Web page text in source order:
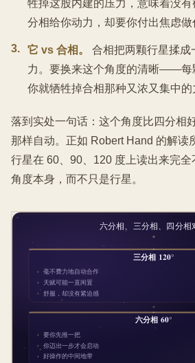
牲掉这股内建的压力，意味着没
分相给你动力，却要你付出焦虑做
3. 它 vs 合相。
合相把两颗行星揉成
力。要换来这个角度的清晰——
你就牺牲掉合相那种又浓又集中的
落到实处一句话：这个角度比四分相
那样自动。正如 Robert Hand 的解读
行星在 60、90、120 度上读出来完
角度本身，而不只是行星。